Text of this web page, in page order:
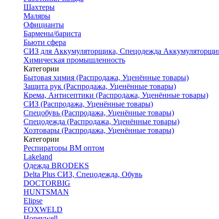
Шахтеры
Маляры
Официанты
Бармены/бариста
Бьюти сфера
СИЗ для Аккумуляторщика, Спецодежда
Химическая промышленность
Категории
Бытовая химия (Распродажа, Уценённые товары)
Защита рук (Распродажа, Уценённые товары)
Крема, Антисептики (Распродажа, Уценённые товары)
СИЗ (Распродажа, Уценённые товары)
Спецобувь (Распродажа, Уценённые товары)
Спецодежда (Распродажа, Уценённые товары)
Хозтовары (Распродажа, Уценённые товары)
Категории
Респираторы ВМ оптом
Lakeland
Одежда BRODEKS
Delta Plus СИЗ, Спецодежда, Обувь
DOCTORBIG
HUNTSMAN
Elipse
FOXWELD